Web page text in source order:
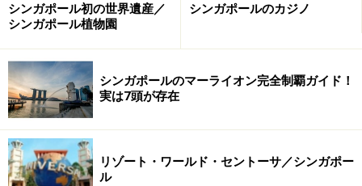
※記事内容は執筆時点のものです。最新の内容をご確認くださ
※海外を訪れる際には最新情報の入手に努め、「外務省 海外安全
ホームページ 」を確認するなど、安全確保に十分注意を払ってく
ださい。
シンガポール初の世界遺産／
シンガポール植物園
シンガポールのカジノ
シンガポールのマーライオン完全制覇ガイド！
実は7頭が存在
リゾート・ワールド・セントーサ／シンガポー
ル